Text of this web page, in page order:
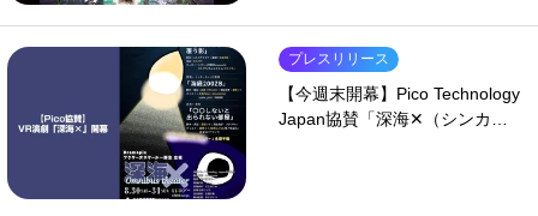
プレスリリース
【今週末開幕】Pico Technology
Japan協賛「深海✕（シンカ…